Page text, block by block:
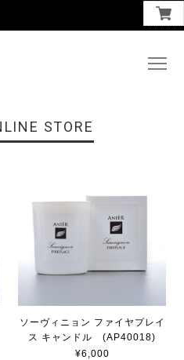
STORE
ソーヴィニョン ファイヤプレイ
ス キャンドル (AP40018)
¥6,000